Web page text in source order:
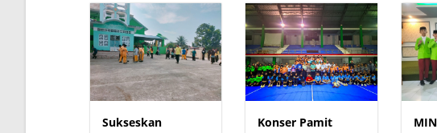
Sukseskan
Konser Pamit